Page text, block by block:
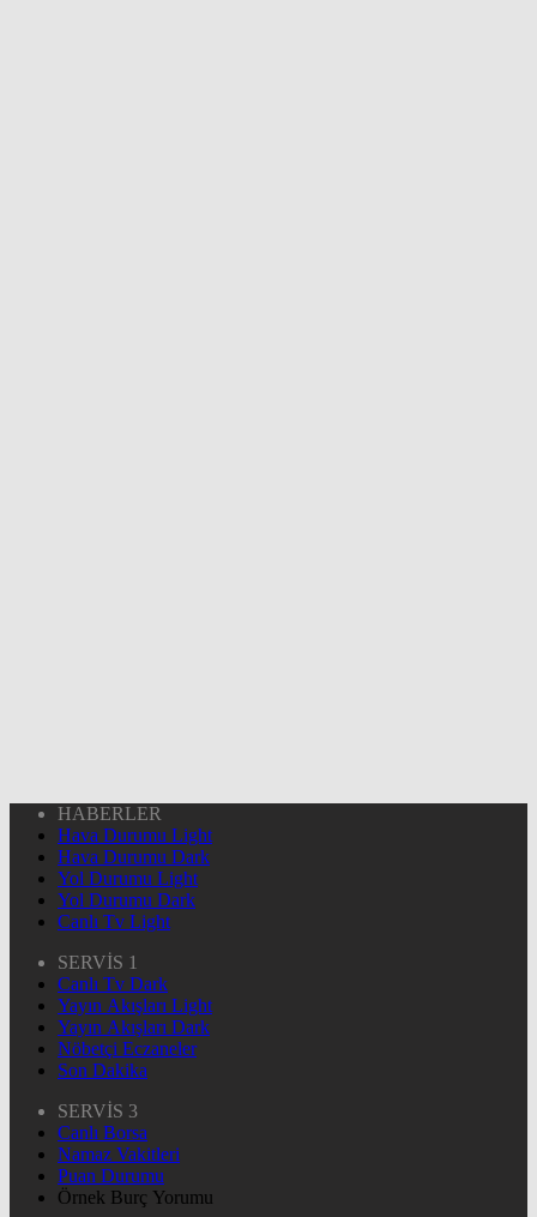
HABERLER
Hava Durumu Light
Hava Durumu Dark
Yol Durumu Light
Yol Durumu Dark
Canlı Tv Light
SERVİS 1
Canlı Tv Dark
Yayın Akışları Light
Yayın Akışları Dark
Nöbetçi Eczaneler
Son Dakika
SERVİS 3
Canlı Borsa
Namaz Vakitleri
Puan Durumu
Örnek Burç Yorumu